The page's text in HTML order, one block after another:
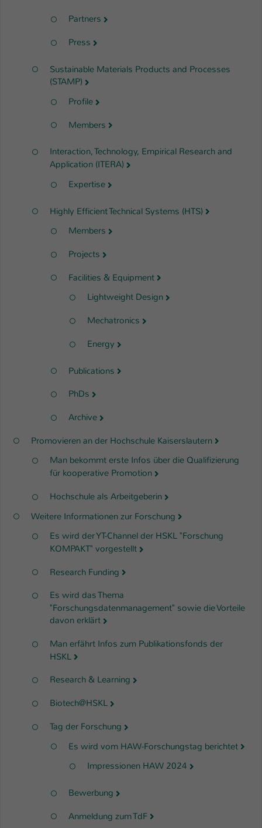
Partners
Press
Sustainable Materials Products and Processes
(STAMP)
Profile
Members
Interaction, Technology, Empirical Research and
Application (ITERA)
Expertise
Highly Efficient Technical Systems (HTS)
Members
Projects
Facilities & Equipment
Lightweight Design
Mechatronics
Energy
Publications
PhDs
Archive
Promovieren an der Hochschule Kaiserslautern
Man bekommt erste Infos über die Qualifizierung
für kooperative Promotion
Hochschule als Arbeitgeberin
Weitere Informationen zur Forschung
Es wird der YT-Channel der HSKL "Forschung
KOMPAKT" vorgestellt
Research Funding
Es wird das Thema
"Forschungsdatenmanagement" sowie die Vorteile
davon erklärt
Man erfährt Infos zum Publikationsfonds der
HSKL
Research & Learning
Biotech@HSKL
Tag der Forschung
Es wird vom HAW-Forschungstag berichtet
Impressionen HAW 2024
Bewerbung
Anmeldung zum TdF